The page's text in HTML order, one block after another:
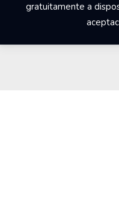
gratuitamente a